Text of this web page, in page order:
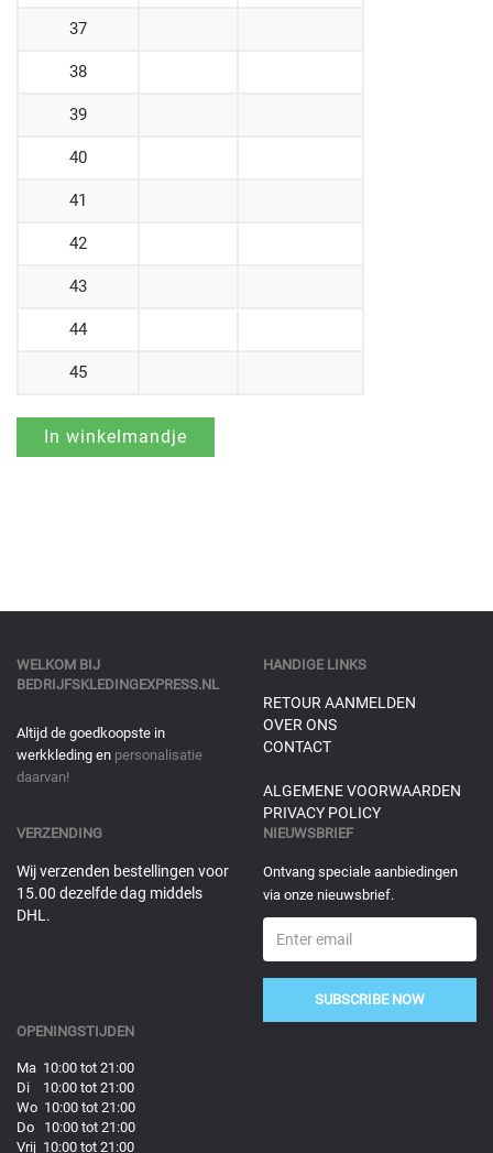
37
38
39
40
41
42
43
44
45
WELKOM BIJ
BEDRIJFSKLEDINGEXPRESS.NL
Altijd de goedkoopste in
werkkleding en personalisatie
daarvan!
HANDIGE LINKS
RETOUR AANMELDEN
OVER ONS
CONTACT
ALGEMENE VOORWAARDEN
PRIVACY POLICY
VERZENDING
Wij verzenden bestellingen voor
15.00 dezelfde dag middels
DHL.
NIEUWSBRIEF
Ontvang speciale aanbiedingen
via onze nieuwsbrief.
SUBSCRIBE NOW
OPENINGSTIJDEN
Ma 10:00 tot 21:00
Di 10:00 tot 21:00
Wo 10:00 tot 21:00
Do 10:00 tot 21:00
Vrij 10:00 tot 21:00